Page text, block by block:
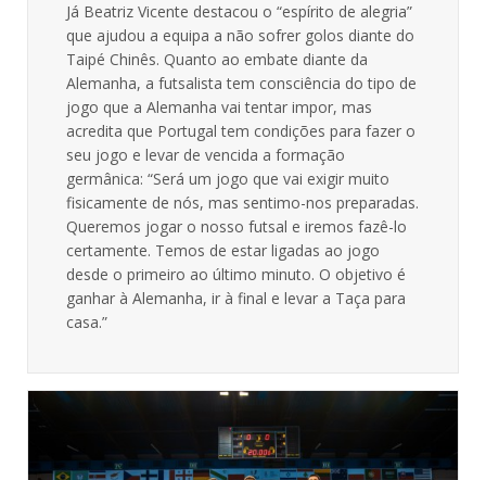
Já Beatriz Vicente destacou o “espírito de alegria”
que ajudou a equipa a não sofrer golos diante do
Taipé Chinês. Quanto ao embate diante da
Alemanha, a futsalista tem consciência do tipo de
jogo que a Alemanha vai tentar impor, mas
acredita que Portugal tem condições para fazer o
seu jogo e levar de vencida a formação
germânica: “Será um jogo que vai exigir muito
fisicamente de nós, mas sentimo-nos preparadas.
Queremos jogar o nosso futsal e iremos fazê-lo
certamente. Temos de estar ligadas ao jogo
desde o primeiro ao último minuto. O objetivo é
ganhar à Alemanha, ir à final e levar a Taça para
casa.”